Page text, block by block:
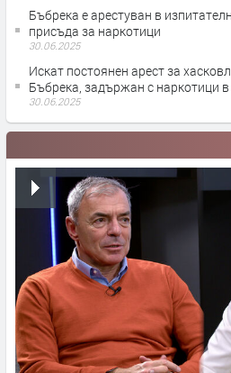
Бъбрека е арестуван в
присъда за наркотици
30.06.2025
Искат постоянен арест за
Бъбрека, задържан с наркотици
30.06.2025